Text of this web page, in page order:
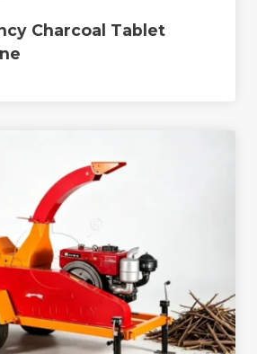
Charcoal Tablet